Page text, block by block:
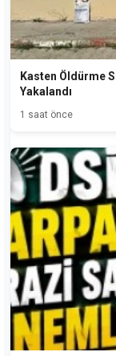
Kasten Öldürme
Yakalandı
1 saat önce